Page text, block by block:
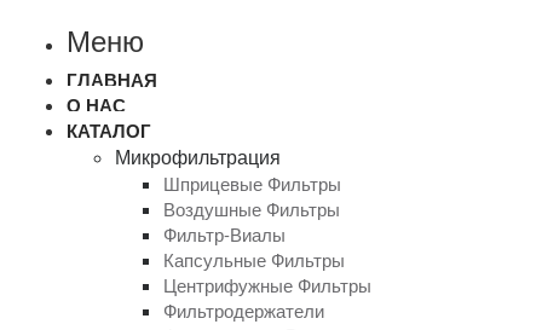
Меню
ГЛАВНАЯ
О НАС
КАТАЛОГ
Микрофильтрация
Шприцевые Фильтры
Воздушные Фильтры
Фильтр-Виалы
Капсульные Фильтры
Центрифужные Фильтры
Фильтродержатели